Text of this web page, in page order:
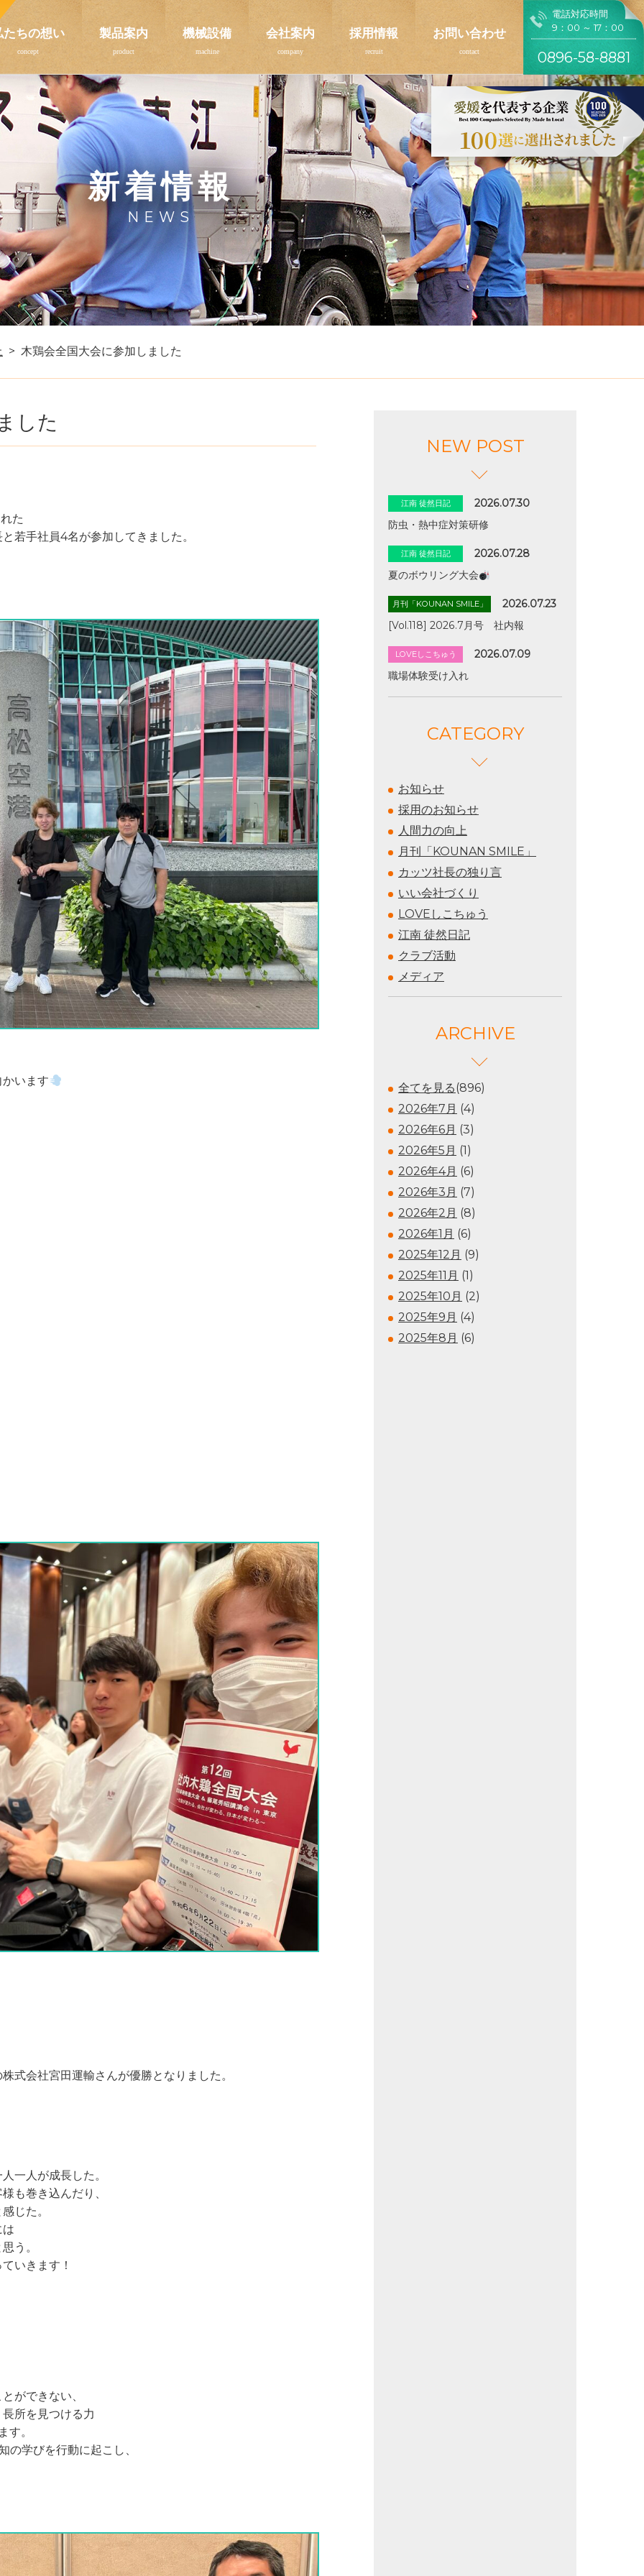
たちの想い 製品案内 機械設備 会社案内 採用情報 お問い合わせ
電話対応時間
9：00 ～ 17：00
0896-58-8881
新着情報
木鶏会全国大会に参加しました
した
た
若手社員4名が参加してきました。
います
式会社宮田運輸さんが優勝となりました。
一人が成長した。
も巻き込んだり、
じた。
う。
いきます！
ができない、
所を見つける力
す。
の学びを行動に起こし、
NEW POST
江南 徒然日記
2026.07.30
防虫・熱中症対策研修
江南 徒然日記
2026.07.28
夏のボウリング大会
月刊「KOUNAN SMILE」
2026.07.23
[Vol.118] 2026.7月号 社内報
LOVEしこちゅう
2026.07.09
職場体験受け入れ
CATEGORY
お知らせ
採用のお知らせ
人間力の向上
月刊「KOUNAN SMILE」
カッツ社長の独り言
いい会社づくり
LOVEしこちゅう
江南 徒然日記
クラブ活動
メディア
ARCHIVE
全てを見る(896)
2026年7月 (4)
2026年6月 (3)
2026年5月 (1)
2026年4月 (6)
2026年3月 (7)
2026年2月 (8)
2026年1月 (6)
2025年12月 (9)
2025年11月 (1)
2025年10月 (2)
2025年9月 (4)
2025年8月 (6)